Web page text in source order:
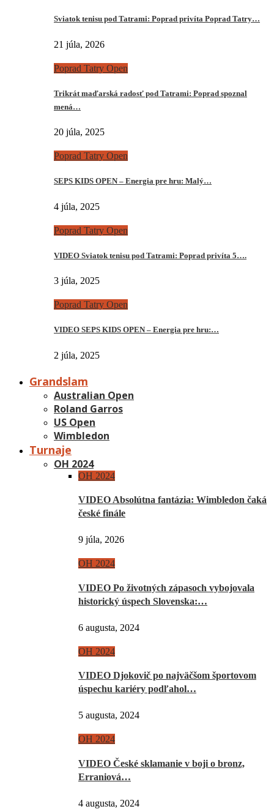
Sviatok tenisu pod Tatrami: Poprad privíta Poprad Tatry…
21 júla, 2026
Poprad Tatry Open
Trikrát maďarská radosť pod Tatrami: Poprad spoznal
mená…
20 júla, 2025
Poprad Tatry Open
SEPS KIDS OPEN – Energia pre hru: Malý…
4 júla, 2025
Poprad Tatry Open
VIDEO Sviatok tenisu pod Tatrami: Poprad privíta 5….
3 júla, 2025
Poprad Tatry Open
VIDEO SEPS KIDS OPEN – Energia pre hru:…
2 júla, 2025
Grandslam
Australian Open
Roland Garros
US Open
Wimbledon
Turnaje
OH 2024
OH 2024
VIDEO Absolútna fantázia: Wimbledon čaká
české finále
9 júla, 2026
OH 2024
VIDEO Po životných zápasoch vybojovala
historický úspech Slovenska:…
6 augusta, 2024
OH 2024
VIDEO Djokovič po najväčšom športovom
úspechu kariéry podľahol…
5 augusta, 2024
OH 2024
VIDEO České sklamanie v boji o bronz,
Erraniová…
4 augusta, 2024